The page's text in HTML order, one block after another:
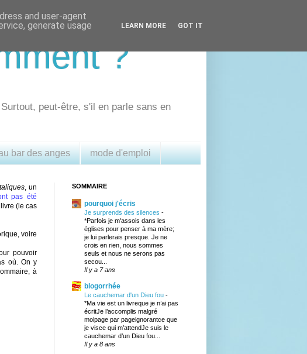
?
peut-être, s'il en parle sans en
bar des anges mode d'emploi
, un
pas été
(le cas
voire
pouvoir
où. On y
à
SOMMAIRE
pourquoi j'écris
Je surprends des silences -
*Parfois je m'assois dans les
églises pour penser à ma mère;
je lui parlerais presque. Je ne
crois en rien, nous sommes
seuls et nous ne serons pas
secou...
Il y a 7 ans
blogorrhée
Le cauchemar d'un Dieu fou -
*Ma vie est un livreque je n’ai pas
écritJe l’accomplis malgré
moipage par pageignorantce que
je visce qui m’attendJe suis le
cauchemar d’un Dieu fou...
Il y a 8 ans
and user-agent
generate usage
LEARN MORE GOT IT